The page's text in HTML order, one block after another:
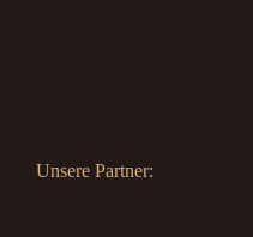
Unsere Partner: